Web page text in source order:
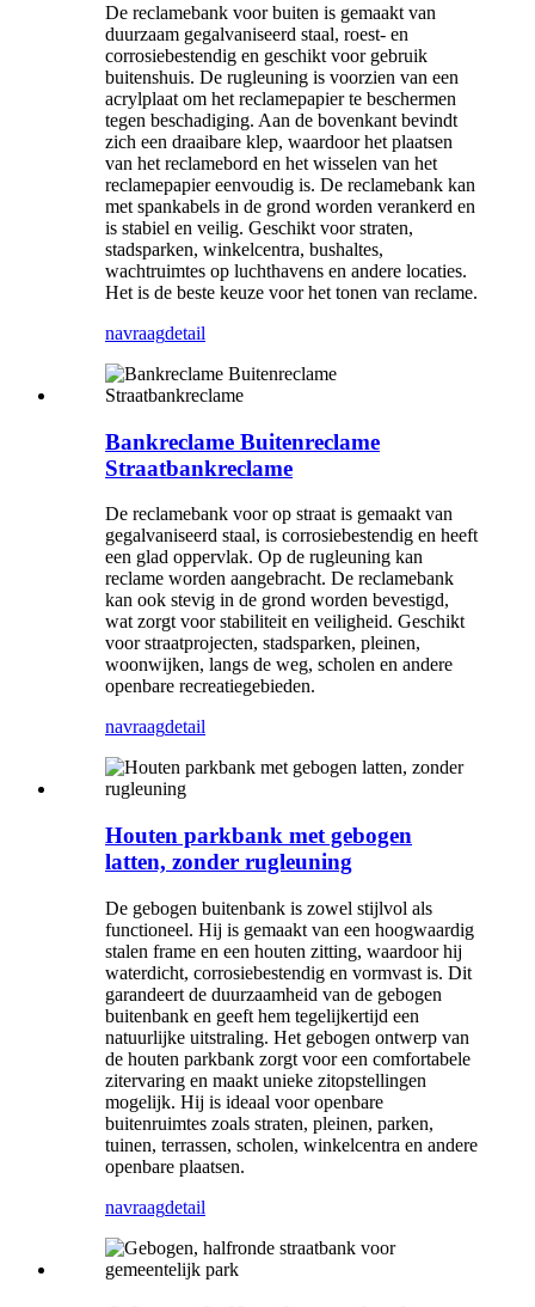
De reclamebank voor buiten is gemaakt van
duurzaam gegalvaniseerd staal, roest- en
corrosiebestendig en geschikt voor gebruik
buitenshuis. De rugleuning is voorzien van een
acrylplaat om het reclamepapier te beschermen
tegen beschadiging. Aan de bovenkant bevindt
zich een draaibare klep, waardoor het plaatsen
van het reclamebord en het wisselen van het
reclamepapier eenvoudig is. De reclamebank kan
met spankabels in de grond worden verankerd en
is stabiel en veilig. Geschikt voor straten,
stadsparken, winkelcentra, bushaltes,
wachtruimtes op luchthavens en andere locaties.
Het is de beste keuze voor het tonen van reclame.
navraagdetail
Bankreclame Buitenreclame
Straatbankreclame
De reclamebank voor op straat is gemaakt van
gegalvaniseerd staal, is corrosiebestendig en heeft
een glad oppervlak. Op de rugleuning kan
reclame worden aangebracht. De reclamebank
kan ook stevig in de grond worden bevestigd,
wat zorgt voor stabiliteit en veiligheid. Geschikt
voor straatprojecten, stadsparken, pleinen,
woonwijken, langs de weg, scholen en andere
openbare recreatiegebieden.
navraagdetail
Houten parkbank met gebogen
latten, zonder rugleuning
De gebogen buitenbank is zowel stijlvol als
functioneel. Hij is gemaakt van een hoogwaardig
stalen frame en een houten zitting, waardoor hij
waterdicht, corrosiebestendig en vormvast is. Dit
garandeert de duurzaamheid van de gebogen
buitenbank en geeft hem tegelijkertijd een
natuurlijke uitstraling. Het gebogen ontwerp van
de houten parkbank zorgt voor een comfortabele
zitervaring en maakt unieke zitopstellingen
mogelijk. Hij is ideaal voor openbare
buitenruimtes zoals straten, pleinen, parken,
tuinen, terrassen, scholen, winkelcentra en andere
openbare plaatsen.
navraagdetail